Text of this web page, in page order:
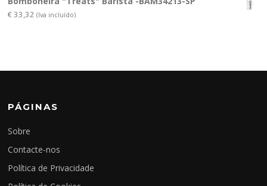
€33,32 (Iva incluído)
PÁGINAS
Sobre
Contacte-nos
Política de Privacidade